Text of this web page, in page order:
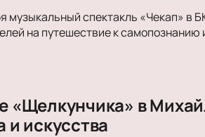
музыкальный спектакль «Чекап» в
на путешествие к
«Щелкунчика» в
и искусства